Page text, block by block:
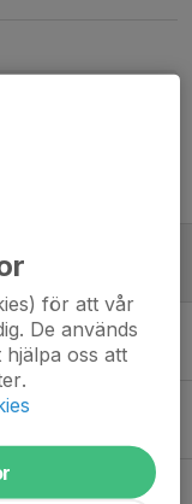
för att vår
De används
oss att